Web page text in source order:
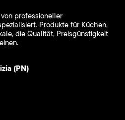
professioneller
Produkte für Küchen,
die Qualität, Preisgünstigkeit
(PN)